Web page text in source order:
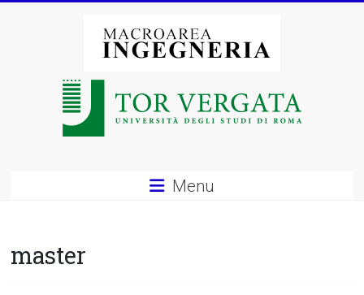
Macroarea
degli
Menu
master